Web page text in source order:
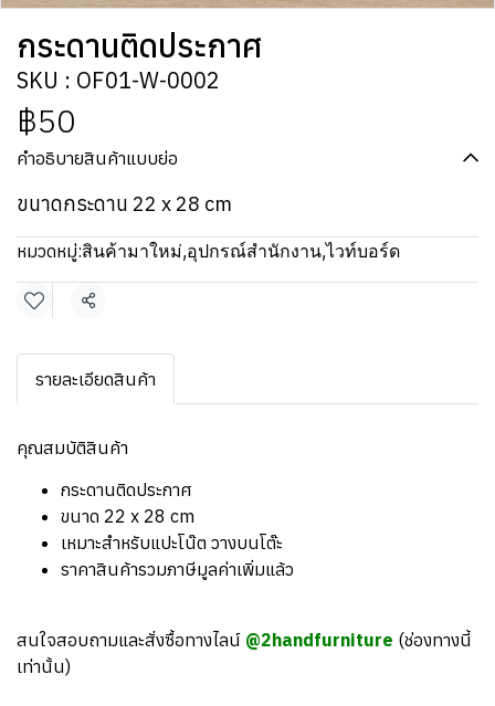
กระดานติดประกาศ
SKU : OF01-W-0002
฿50
คำอธิบายสินค้าแบบย่อ
ขนาดกระดาน 22 x 28 cm
หมวดหมู่:สินค้ามาใหม่,อุปกรณ์สำนักงาน,ไวท์บอร์ด
แชร์
รายละเอียดสินค้า
คุณสมบัติสินค้า
กระดานติดประกาศ
ขนาด 22 x 28 cm
เหมาะสำหรับแปะโน๊ต วางบนโต๊ะ
ราคาสินค้ารวมภาษีมูลค่าเพิ่มแล้ว
สนใจสอบถามและสั่งซื้อทางไลน์ @2handfurniture (ช่องทางนี้
เท่านั้น)